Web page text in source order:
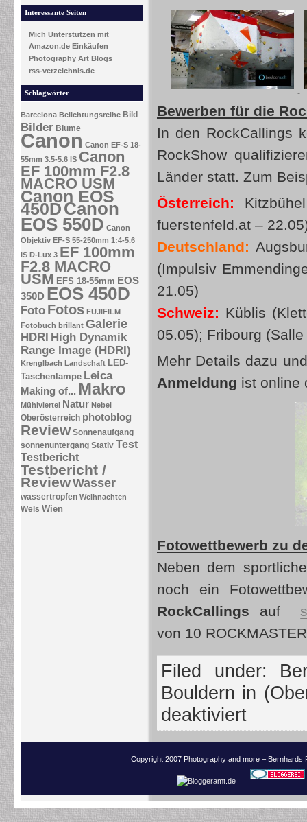
Interessante Seiten
Mich Unterstützen mit
Amazon.de Einkäufen
Photography Art Blogs
rss-verzeichnis.de
Schlagwörter
Barcelona Belichtungsreihe Bild
Bilder Blume
Canon Canon EF-S 18-
55mm 3.5-5.6 IS Canon
EF 100mm F2.8
MACRO USM
Canon EOS
450DCanon
EOS 550D Canon
Objektiv EF-S 55-250mm 1:4-5.6
IS D-Lux 3 EF 100mm
F2.8 MACRO
USM EFS 18-55mm EOS
350D EOS 450D
Foto Fotos FUJIFILM
Fotobuch brillant Galerie
HDRI High Dynamik
Range Image (HDRI)
Krenglbach Landschaft LED-
Taschenlampe Leica
Making of... Makro
Mühlviertel Natur Nebel
Oberösterreich photoblog
Review Sonnenaufgang
sonnenuntergang Stativ Test
Testbericht
Testbericht /
ReviewWasser
wassertropfen Weihnachten
Wels Wien
Bewerben für die
In den RockCallings
RockShow
Länder statt. Zum
Österreich:
fuerstenfeld.at –
Deutschland:
(Impulsiv
21.05)
Schweiz: Küblis
05.05); Fribourg
Mehr Details dazu
Anmeldung ist online
Fotowettbewerb zu
Neben dem
noch ein
RockCallings auf
von 10
Filed under:
Bouldern in
deaktiviert
Copyright 2007 Photography and more –